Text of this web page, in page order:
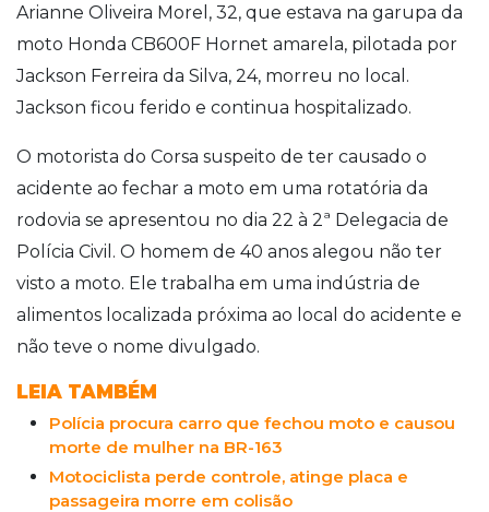
Arianne Oliveira Morel, 32, que estava na garupa da
moto Honda CB600F Hornet amarela, pilotada por
Jackson Ferreira da Silva, 24, morreu no local.
Jackson ficou ferido e continua hospitalizado.
O motorista do Corsa suspeito de ter causado o
acidente ao fechar a moto em uma rotatória da
rodovia se apresentou no dia 22 à 2ª Delegacia de
Polícia Civil. O homem de 40 anos alegou não ter
visto a moto. Ele trabalha em uma indústria de
alimentos localizada próxima ao local do acidente e
não teve o nome divulgado.
LEIA TAMBÉM
Polícia procura carro que fechou moto e causou
morte de mulher na BR-163
Motociclista perde controle, atinge placa e
passageira morre em colisão